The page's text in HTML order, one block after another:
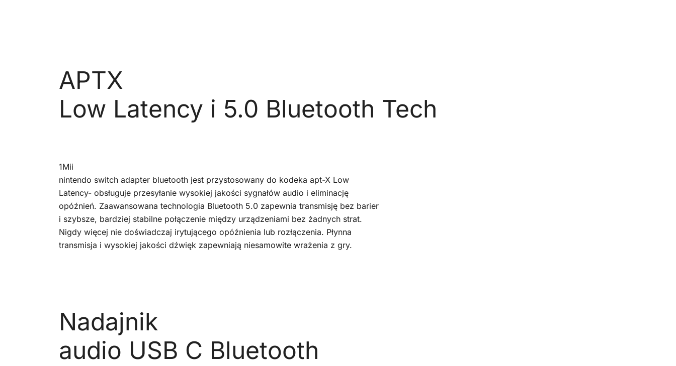
APTX
Low Latency i 5.0 Bluetooth Tech
1Mii
nintendo switch adapter bluetooth jest przystosowany do kodeka apt-X Low
Latency- obsługuje przesyłanie wysokiej jakości sygnałów audio i eliminację
opóźnień. Zaawansowana technologia Bluetooth 5.0 zapewnia transmisję bez barier
i szybsze, bardziej stabilne połączenie między urządzeniami bez żadnych strat.
Nigdy więcej nie doświadczaj irytującego opóźnienia lub rozłączenia. Płynna
transmisja i wysokiej jakości dźwięk zapewniają niesamowite wrażenia z gry.
Nadajnik
audio USB C Bluetooth